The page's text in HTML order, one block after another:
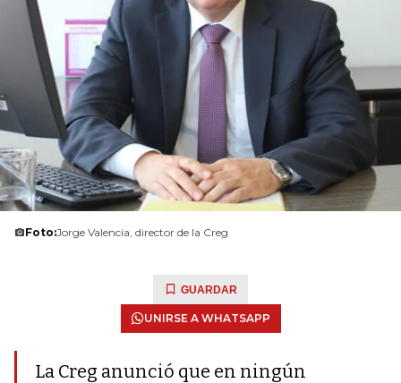
Foto:Jorge Valencia, director de la Creg
GUARDAR
UNIRSE A WHATSAPP
La Creg anunció que en ningún